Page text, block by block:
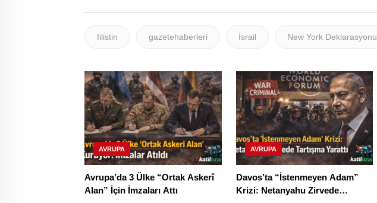
filistin gazetehaberleri İsrail New York Deklarasyonu
AVRUPA
Avrupa’da 3 Ülke “Ortak Askerî
Alan” İçin İmzaları Attı
AVRUPA
Davos’ta “İstenmeyen Adam”
Krizi: Netanyahu Zirvede